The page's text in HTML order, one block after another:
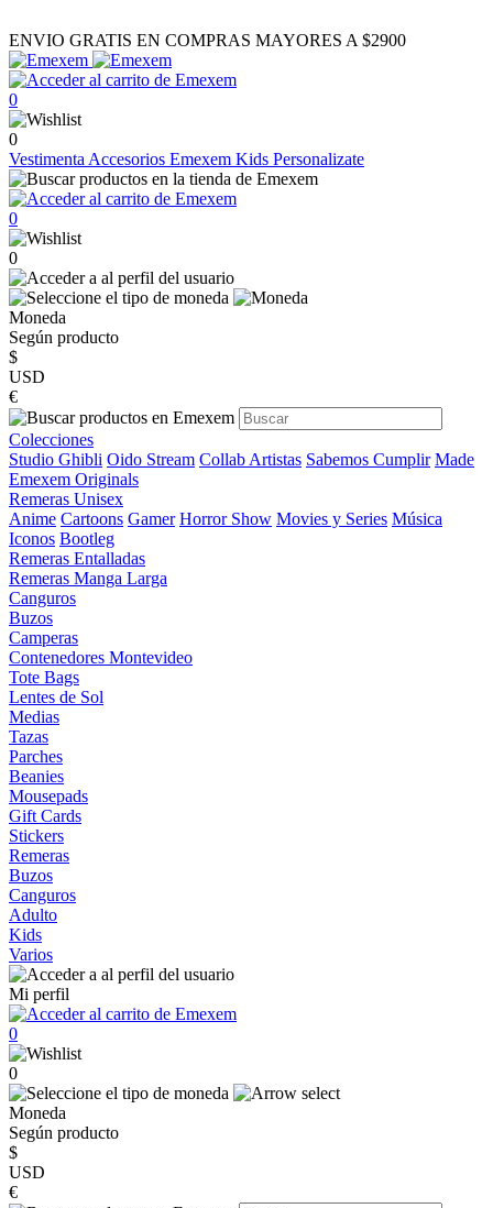
ENVIO GRATIS EN COMPRAS MAYORES A $2900
0
0
Vestimenta Accesorios Emexem Kids Personalizate
0
0
Moneda
Según producto
$
USD
€
Colecciones
Studio Ghibli Oido Stream Collab Artistas Sabemos Cumplir Made
Emexem Originals
Remeras Unisex
Anime Cartoons Gamer Horror Show Movies y Series Música
Iconos Bootleg
Remeras Entalladas
Remeras Manga Larga
Canguros
Buzos
Camperas
Contenedores Montevideo
Tote Bags
Lentes de Sol
Medias
Tazas
Parches
Beanies
Mousepads
Gift Cards
Stickers
Remeras
Buzos
Canguros
Adulto
Kids
Varios
Mi perfil
0
0
Moneda
Según producto
$
USD
€